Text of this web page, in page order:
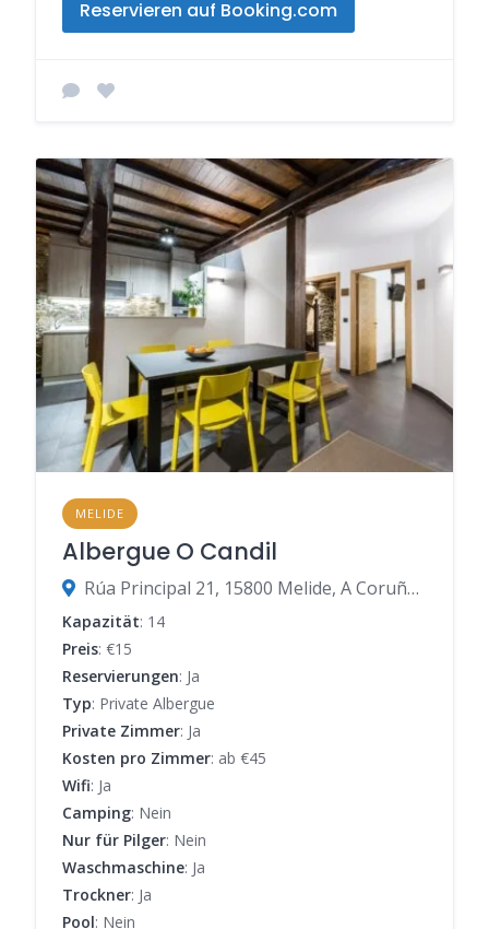
Reservieren auf Booking.com
MELIDE
Albergue O Candil
Rúa Principal 21, 15800 Melide, A Coruña, Spanien
Kapazität: 14
Preis: €15
Reservierungen: Ja
Typ: Private Albergue
Private Zimmer: Ja
Kosten pro Zimmer: ab €45
Wifi: Ja
Camping: Nein
Nur für Pilger: Nein
Waschmaschine: Ja
Trockner: Ja
Pool: Nein